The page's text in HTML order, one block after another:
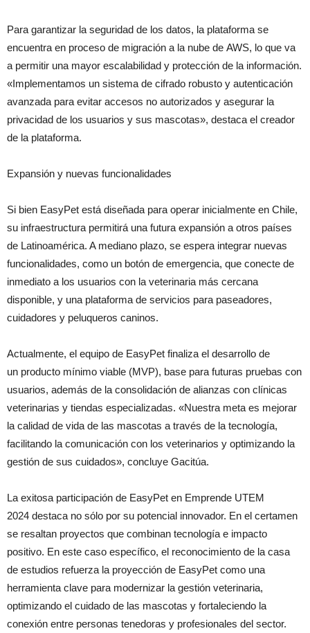
Para garantizar la seguridad de los datos, la plataforma se
encuentra en proceso de migración a la nube de AWS, lo que va
a permitir una mayor escalabilidad y protección de la información.
«Implementamos un sistema de cifrado robusto y autenticación
avanzada para evitar accesos no autorizados y asegurar la
privacidad de los usuarios y sus mascotas», destaca el creador
de la plataforma.
Expansión y nuevas funcionalidades
Si bien EasyPet está diseñada para operar inicialmente en Chile,
su infraestructura permitirá una futura expansión a otros países
de Latinoamérica. A mediano plazo, se espera integrar nuevas
funcionalidades, como un botón de emergencia, que conecte de
inmediato a los usuarios con la veterinaria más cercana
disponible, y una plataforma de servicios para paseadores,
cuidadores y peluqueros caninos.
Actualmente, el equipo de EasyPet finaliza el desarrollo de
un producto mínimo viable (MVP), base para futuras pruebas con
usuarios, además de la consolidación de alianzas con clínicas
veterinarias y tiendas especializadas. «Nuestra meta es mejorar
la calidad de vida de las mascotas a través de la tecnología,
facilitando la comunicación con los veterinarios y optimizando la
gestión de sus cuidados», concluye Gacitúa.
La exitosa participación de EasyPet en Emprende UTEM
2024 destaca no sólo por su potencial innovador. En el certamen
se resaltan proyectos que combinan tecnología e impacto
positivo. En este caso específico, el reconocimiento de la casa
de estudios refuerza la proyección de EasyPet como una
herramienta clave para modernizar la gestión veterinaria,
optimizando el cuidado de las mascotas y fortaleciendo la
conexión entre personas tenedoras y profesionales del sector.